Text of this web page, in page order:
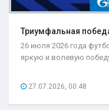
Триумфальная
26 июля 2026 года
яркую и волевую
27.07.2026, 00:48